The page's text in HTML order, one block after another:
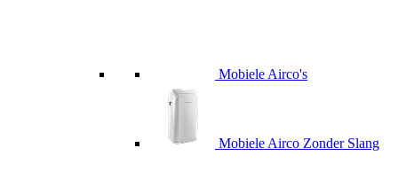
Mobiele Airco's
Mobiele Airco Zonder Slang